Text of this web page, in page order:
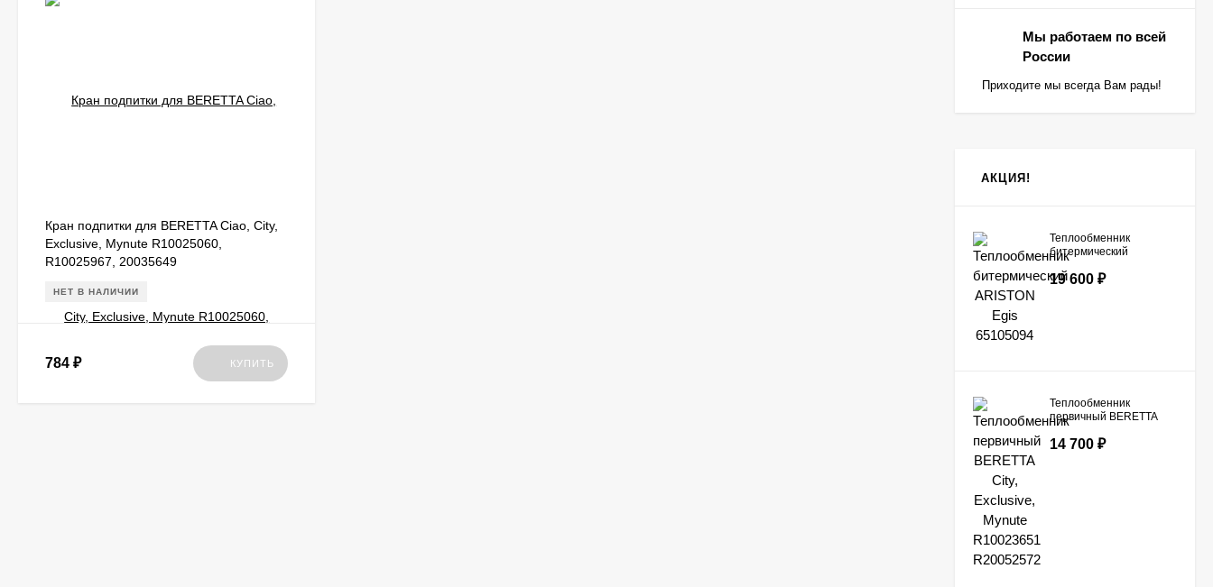
Кран подпитки для BERETTA Ciao, City,
Exclusive, Mynute R10025060,
R10025967, 20035649
НЕТ В НАЛИЧИИ
784 ₽ КУПИТЬ
Мы работаем по всей
России
Приходите мы всегда Вам рады!
АКЦИЯ!
Теплообменник
битермический
65105094
19 600 ₽
Теплообменник
первичный BERETTA
R10023651 R20052572
14 700 ₽